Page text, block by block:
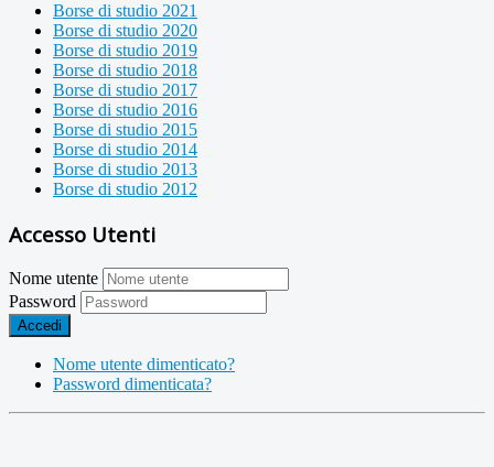
Borse di studio 2021
Borse di studio 2020
Borse di studio 2019
Borse di studio 2018
Borse di studio 2017
Borse di studio 2016
Borse di studio 2015
Borse di studio 2014
Borse di studio 2013
Borse di studio 2012
Accesso Utenti
Nome utente
Password
Accedi
Nome utente dimenticato?
Password dimenticata?